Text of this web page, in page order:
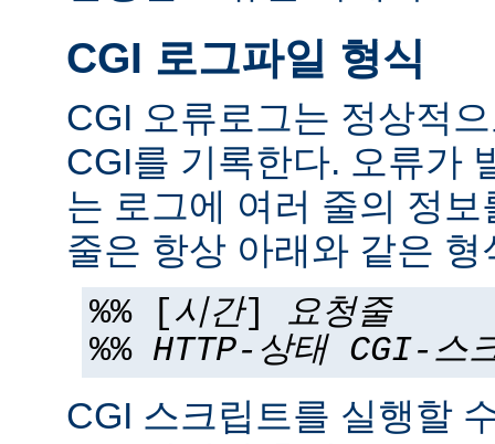
CGI 로그파일 형식
CGI 오류로그는 정상적
CGI를 기록한다. 오류가
는 로그에 여러 줄의 정
줄은 항상 아래와 같은 형
%% [시간] 요청줄
%% HTTP-상태 CGI-스
CGI 스크립트를 실행할